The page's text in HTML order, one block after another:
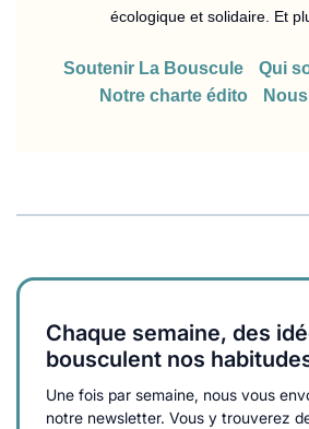
écologique et solidaire. Et
Soutenir La Bouscule
Qui
Notre charte édito
Chaque semaine, des
bousculent nos
Une fois par semaine, nous vous
notre newsletter. Vous y trouverez